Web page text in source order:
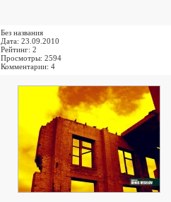
Без названия
Дата: 23.09.2010
Рейтинг: 2
Просмотры: 2594
Комментарии: 4